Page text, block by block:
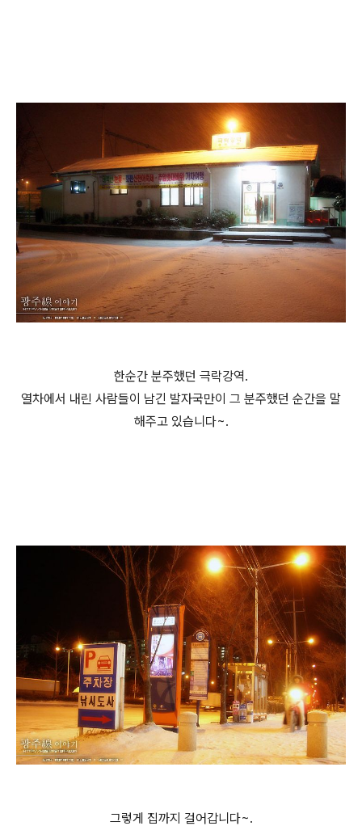
한순간 분주했던 극락강역.
열차에서 내린 사람들이 남긴 발자국만이 그 분주했던 순간을 말
해주고 있습니다~.
그렇게 집까지 걸어갑니다~.